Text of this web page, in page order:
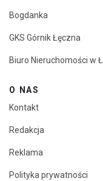
Bogdanka
GKS Górnik Łęczna
Biuro Nieruchomości w
O NAS
Kontakt
Redakcja
Reklama
Polityka prywatności